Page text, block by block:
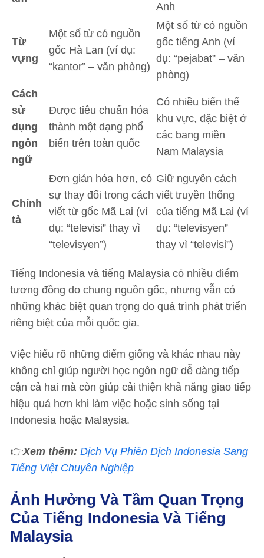
Anh
Từ
vựng
Một số từ có nguồn
gốc Hà Lan (ví dụ:
“kantor” – văn phòng)
Một số từ có nguồn
gốc tiếng Anh (ví
dụ: “pejabat” – văn
phòng)
Cách
sử
dụng
ngôn
ngữ
Được tiêu chuẩn hóa
thành một dạng phổ
biến trên toàn quốc
Có nhiều biến thể
khu vực, đặc biệt ở
các bang miền
Nam Malaysia
Chính
tả
Đơn giản hóa hơn, có
sự thay đổi trong cách
viết từ gốc Mã Lai (ví
dụ: “televisi” thay vì
“televisyen”)
Giữ nguyên cách
viết truyền thống
của tiếng Mã Lai (ví
dụ: “televisyen”
thay vì “televisi”)
Tiếng Indonesia và tiếng Malaysia có nhiều điểm
tương đồng do chung nguồn gốc, nhưng vẫn có
những khác biệt quan trọng do quá trình phát triển
riêng biệt của mỗi quốc gia.
Việc hiểu rõ những điểm giống và khác nhau này
không chỉ giúp người học ngôn ngữ dễ dàng tiếp
cận cả hai mà còn giúp cải thiện khả năng giao tiếp
hiệu quả hơn khi làm việc hoặc sinh sống tại
Indonesia hoặc Malaysia.
👉Xem thêm: Dịch Vụ Phiên Dịch Indonesia Sang
Tiếng Việt Chuyên Nghiệp
Ảnh Hưởng Và Tầm Quan Trọng
Của Tiếng Indonesia Và Tiếng
Malaysia